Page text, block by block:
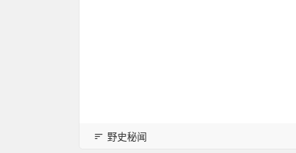
野史秘闻